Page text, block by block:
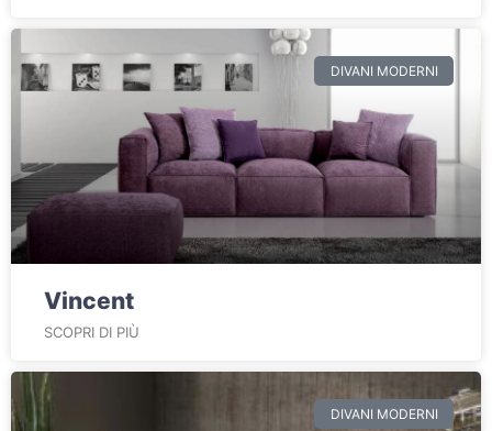
DIVANI MODERNI
Vincent
SCOPRI DI PIÙ
DIVANI MODERNI